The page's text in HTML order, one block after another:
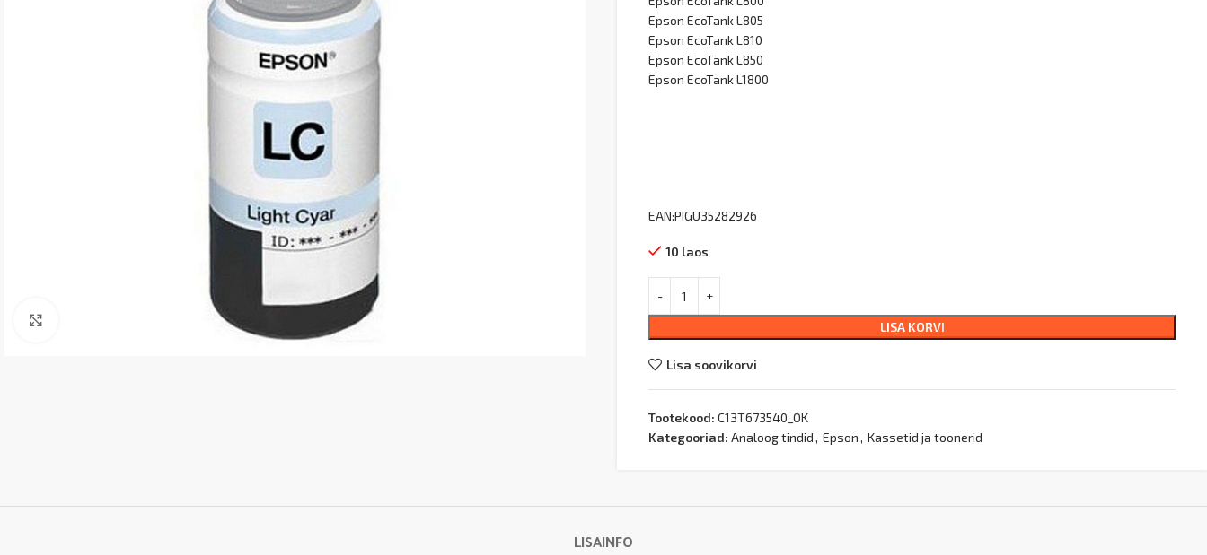
Epson EcoTank L805
Epson EcoTank L810
Epson EcoTank L850
Epson EcoTank L1800
EAN:PIGU35282926
10 laos
LISA KORVI
Lisa soovikorvi
Tootekood: C13T673540_OK
Kategooriad: Analoog tindid, Epson, Kassetid ja toonerid
LISAINFO